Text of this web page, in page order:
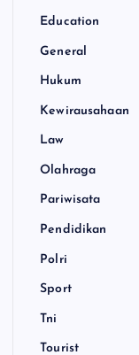
Education
General
Hukum
Kewirausahaan
Law
Olahraga
Pariwisata
Pendidikan
Polri
Sport
Tni
Tourist